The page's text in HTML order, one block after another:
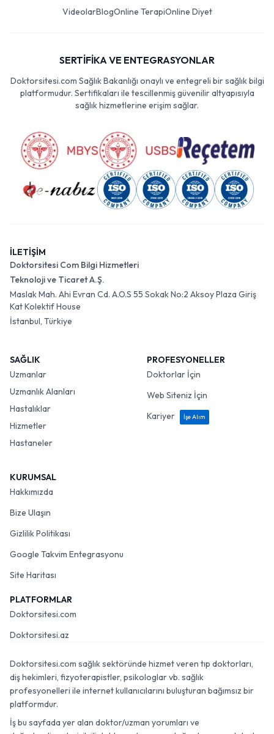
VideolarBlogOnline TerapiOnline Diyet
SERTİFİKA VE ENTEGRASYONLAR
Doktorsitesi.com Sağlık Bakanlığı onaylı ve entegreli bir sağlık bilgi
platformudur. Sertifikaları ile tescillenmiş güvenilir altyapısıyla
sağlık hizmetlerine erişim sağlar.
İLETİŞİM
Doktorsitesi Com Bilgi Hizmetleri
Teknoloji ve Ticaret A.Ş.
Maslak Mah. Ahi Evran Cd. A.O.S 55 Sokak No:2 Aksoy Plaza Giriş
Kat Kolektif House
İstanbul, Türkiye
SAĞLIK
Uzmanlar
Uzmanlık Alanları
Hastalıklar
Hizmetler
Hastaneler
PROFESYONELLER
Doktorlar İçin
Web Siteniz İçin
Kariyer
İşe Alım
KURUMSAL
Hakkımızda
Bize Ulaşın
Gizlilik Politikası
Google Takvim Entegrasyonu
Site Haritası
PLATFORMLAR
Doktorsitesi.com
Doktorsitesi.az
Doktorsitesi.com sağlık sektöründe hizmet veren tıp doktorları,
diş hekimleri, fizyoterapistler, psikologlar vb. sağlık
profesyonelleri ile internet kullanıcılarını buluşturan bağımsız bir
platformdur.
İş bu sayfada yer alan doktor/uzman yorumları ve